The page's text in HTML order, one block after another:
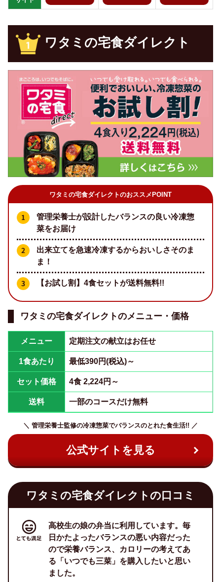
ワタミの宅食ダイレクト
ワタミの宅食ダイレクトのおススメPOINT
管理栄養士が設計したバランスの良い冷凍惣
菜をお届け
出来立てを急速冷凍するからおいしさそのま
ま！
【お試し割】4食セットが送料無料!!
ワタミの宅食ダイレクトのメニュー・価格
メニュー 定期注文の献立はお任せ
1食あたり 最低390円(税込)～
セット価格 4食 2,224円～
送料 一部のコースだけ無料
＼ 管理栄養士監修の冷凍惣菜でバランスのとれた食生活!! ／
公式サイトを見る
ワタミの宅食ダイレクトの口コミ
高校生の娘の弁当に利用しています。毎
日かたよったバランスの悪い内容だった
ので栄養バランス、カロリーの考えてあ
る「いつでも三菜」を購入したいと思い
ました。